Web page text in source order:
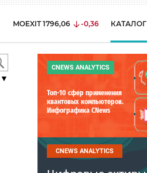
MOEXIT 1796,06 -0,36 КАТАЛОГ
▼
CNEWS ANALYTICS
Топ-10 сфер применения
квантовых компьютеров.
Инфографика CNews
CNEWS ANALYTICS